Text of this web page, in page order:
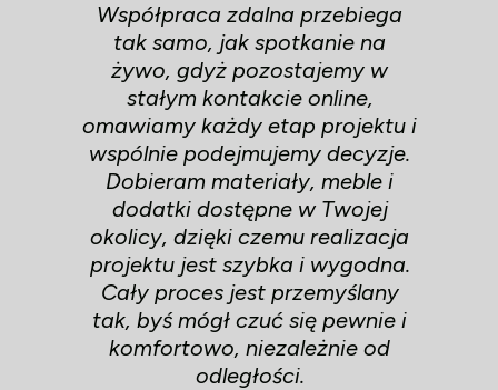
Współpraca zdalna przebiega
tak samo, jak spotkanie na
żywo, gdyż pozostajemy w
stałym kontakcie online,
omawiamy każdy etap projektu i
wspólnie podejmujemy decyzje.
Dobieram materiały, meble i
dodatki dostępne w Twojej
okolicy, dzięki czemu realizacja
projektu jest szybka i wygodna.
Cały proces jest przemyślany
tak, byś mógł czuć się pewnie i
komfortowo, niezależnie od
odległości.